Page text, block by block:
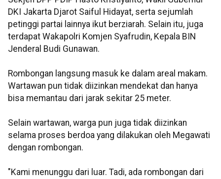
DKI Jakarta Djarot Saiful Hidayat, serta sejumlah
petinggi partai lainnya ikut berziarah. Selain itu, juga
terdapat Wakapolri Komjen Syafrudin, Kepala BIN
Jenderal Budi Gunawan.
Rombongan langsung masuk ke dalam areal makam.
Wartawan pun tidak diizinkan mendekat dan hanya
bisa memantau dari jarak sekitar 25 meter.
Selain wartawan, warga pun juga tidak diizinkan
selama proses berdoa yang dilakukan oleh Megawati
dengan rombongan.
"Kami menunggu dari luar. Tadi, ada rombongan dari